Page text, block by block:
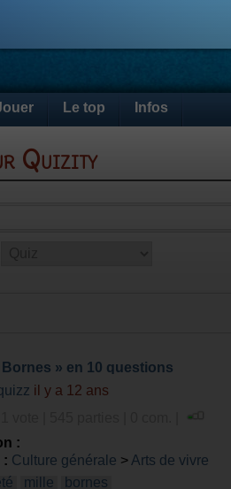
Le top Infos
Quizity
Bornes » en 10 questions
il y a 12 ans
:
: Culture générale > Arts de vivre
mille bornes